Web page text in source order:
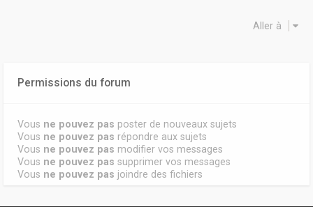
Aller à
Permissions du forum
Vous ne pouvez pas poster de nouveaux sujets
Vous ne pouvez pas répondre aux sujets
Vous ne pouvez pas modifier vos messages
Vous ne pouvez pas supprimer vos messages
Vous ne pouvez pas joindre des fichiers